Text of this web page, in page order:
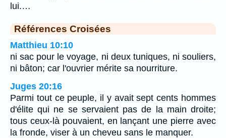
lui.…
Références Croisées
Matthieu 10:10
ni sac pour le voyage, ni deux tuniques, ni souliers,
ni bâton; car l'ouvrier mérite sa nourriture.
Juges 20:16
Parmi tout ce peuple, il y avait sept cents hommes
d'élite qui ne se servaient pas de la main droite;
tous ceux-là pouvaient, en lançant une pierre avec
la fronde, viser à un cheveu sans le manquer.